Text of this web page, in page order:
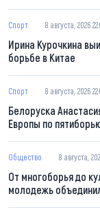
Спорт 8 августа, 2026
Ирина Курочкина
борьбе в Китае
Спорт 8 августа, 2026
Белоруска
Европы по
Общество 8 августа,
От многоборья до
молодежь